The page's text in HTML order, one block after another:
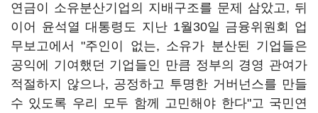
연금이 소유분산기업의 지배구조를 문제 삼았고, 뒤
이어 윤석열 대통령도 지난 1월30일 금융위원회 업
무보고에서 "주인이 없는, 소유가 분산된 기업들은
공익에 기여했던 기업들인 만큼 정부의 경영 관여가
적절하지 않으나, 공정하고 투명한 거버넌스를 만들
수 있도록 우리 모두 함께 고민해야 한다"고 국민연